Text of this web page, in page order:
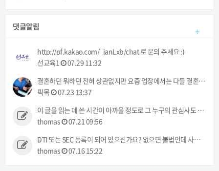
+
댓글알림
http://pf.kakao.com/_janLxb/chat 로 문의 주세요 :)
선교육1
07.29 11:32
결혼하던 뭐하던 전혀 상관없지만 요즘 업장에서는 다들 결혼이야기만 하네 ㅠㅠ 했으면 뭐라도 주던지 ㅋㅋ
픽목
07.23 13:37
이 글을 읽는 데 쓴 시간이 아까울 정도로 그 누구의 관심사도 아닌 정보입니다.
thomas
07.21 09:56
DTI 또는 SEC 등록이 되어 있으신가요? 없으면 불법인데 사고 발생시 어떻게 처리해 주실건가요?
thomas
07.16 15:22